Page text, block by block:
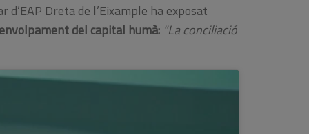
Dreta de l’Eixample ha exposat
del capital humà: "La conciliació